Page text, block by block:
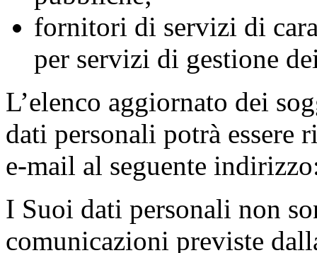
fornitori di servizi di
per servizi di gestione
L’elenco aggiornato dei
dati personali potrà essere
e-mail al seguente
I Suoi dati personali non
comunicazioni previste